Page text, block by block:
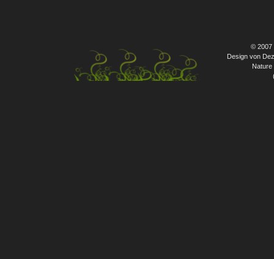
© 2007
Design von
Nature